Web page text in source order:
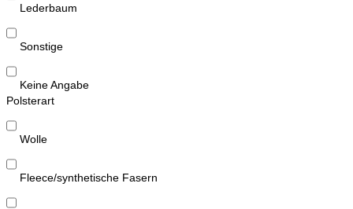
Lederbaum
Sonstige
Keine Angabe
Polsterart
Wolle
Fleece/synthetische Fasern